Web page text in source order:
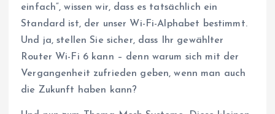
einfach“, wissen wir, dass es tatsächlich ein
Standard ist, der unser Wi-Fi-Alphabet bestimmt.
Und ja, stellen Sie sicher, dass Ihr gewählter
Router Wi-Fi 6 kann – denn warum sich mit der
Vergangenheit zufrieden geben, wenn man auch
die Zukunft haben kann?